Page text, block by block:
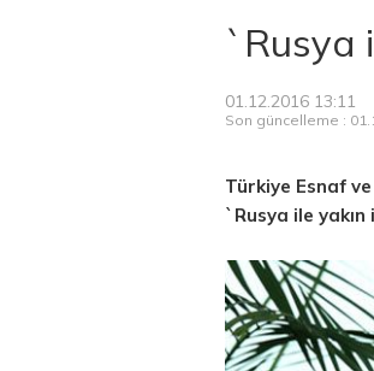
`Rusya
01.12.2016 13:11
Son güncelleme :
Türkiye Esnaf
`Rusya ile